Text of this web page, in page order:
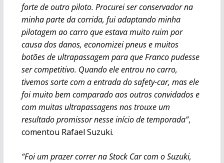
forte de outro piloto. Procurei ser conservador na
minha parte da corrida, fui adaptando minha
pilotagem ao carro que estava muito ruim por
causa dos danos, economizei pneus e muitos
botões de ultrapassagem para que Franco pudesse
ser competitivo. Quando ele entrou no carro,
tivemos sorte com a entrada do safety-car, mas ele
foi muito bem comparado aos outros convidados e
com muitas ultrapassagens nos trouxe um
resultado promissor nesse início de temporada”,
comentou Rafael Suzuki.
“Foi um prazer correr na Stock Car com o Suzuki,